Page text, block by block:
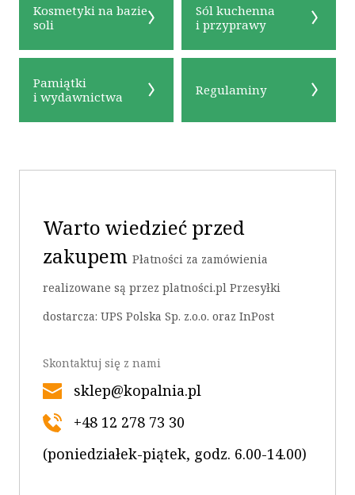
Kosmetyki na bazie
soli
Sól kuchenna
i przyprawy
Pamiątki
i wydawnictwa Regulaminy
Warto wiedzieć przed
zakupem Płatności za zamówienia
realizowane są przez platności.pl Przesyłki
dostarcza: UPS Polska Sp. z.o.o. oraz InPost
Skontaktuj się z nami
sklep@kopalnia.pl
+48 12 278 73 30
(poniedziałek-piątek, godz. 6.00-14.00)